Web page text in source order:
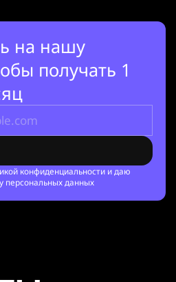
на нашу
получать 1
конфиденциальности и даю
персональных данных